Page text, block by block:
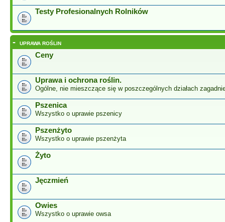
Testy Profesionalnych Rolników
- UPRAWA ROŚLIN
Ceny
Uprawa i ochrona roślin.
Ogólne, nie mieszczące się w poszczególnych działach
Pszenica
Wszystko o uprawie pszenicy
Pszenżyto
Wszystko o uprawie pszenżyta
Żyto
Jęczmień
Owies
Wszystko o uprawie owsa